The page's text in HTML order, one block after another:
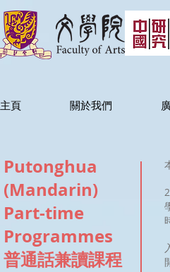
主頁 關於我們
Putonghua
(Mandarin)
Part-time
Programmes
​普通話兼讀課程